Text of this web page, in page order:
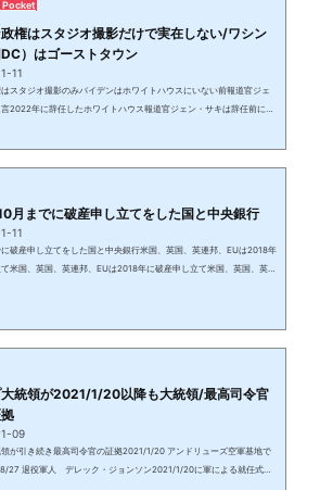
Pocket
権はスタジオ撮影だけで実在しない/ワシン
DC）はゴーストタウン
11
スタジオ撮影のみバイデンはホワイトハウスにいない前報道官ジェ
2022年に辞任したホワイトハウス報道官ジェン・サキは辞任前に
朝黒いバイデンホワイトハウスの構造と2階部分が異なる上：1階の
月までに破産申し立てをした国と中央銀行
11
破産申し立てをした国と中央銀行米国、英国、英連邦、EUは2018年
米国、英国、英連邦、EUは2018年に破産申し立て米国、英国、英国
大統領が2021/1/20以降も大統領/最高司令官
09
領が引き続き最高司令官の証拠2021/1/20 アンドリューズ空軍基地で
27 退役軍人 デレック・ジョンソン2021/1/20に軍による就任式ト